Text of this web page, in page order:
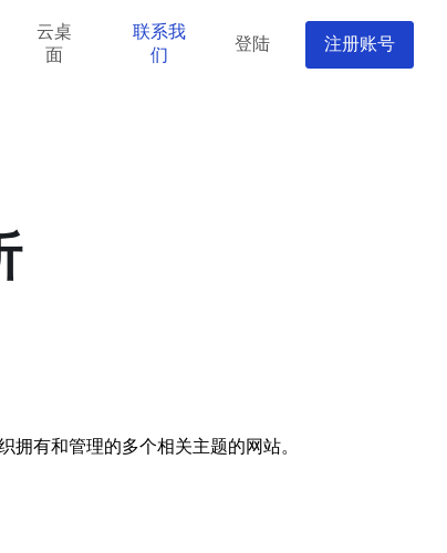
云桌
面
联系我
们
登陆 注册账号
有和管理的多个相关主题的网站。